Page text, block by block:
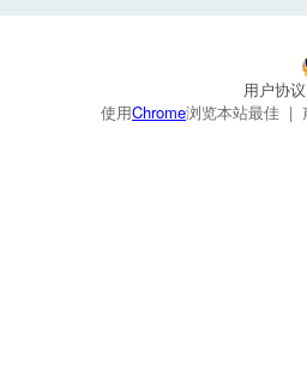
用户协议
使用Chrome浏览本站最佳 |